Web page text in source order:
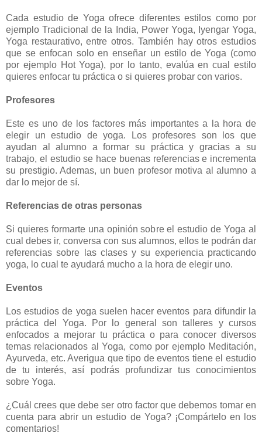
Cada estudio de Yoga ofrece diferentes estilos como por
ejemplo Tradicional de la India, Power Yoga, Iyengar Yoga,
Yoga restaurativo, entre otros. También hay otros estudios
que se enfocan solo en enseñar un estilo de Yoga (como
por ejemplo Hot Yoga), por lo tanto, evalúa en cual estilo
quieres enfocar tu práctica o si quieres probar con varios.
Profesores
Este es uno de los factores más importantes a la hora de
elegir un estudio de yoga. Los profesores son los que
ayudan al alumno a formar su práctica y gracias a su
trabajo, el estudio se hace buenas referencias e incrementa
su prestigio. Ademas, un buen profesor motiva al alumno a
dar lo mejor de sí.
Referencias de otras personas
Si quieres formarte una opinión sobre el estudio de Yoga al
cual debes ir, conversa con sus alumnos, ellos te podrán dar
referencias sobre las clases y su experiencia practicando
yoga, lo cual te ayudará mucho a la hora de elegir uno.
Eventos
Los estudios de yoga suelen hacer eventos para difundir la
práctica del Yoga. Por lo general son talleres y cursos
enfocados a mejorar tu práctica o para conocer diversos
temas relacionados al Yoga, como por ejemplo Meditación,
Ayurveda, etc. Averigua que tipo de eventos tiene el estudio
de tu interés, así podrás profundizar tus conocimientos
sobre Yoga.
¿Cuál crees que debe ser otro factor que debemos tomar en
cuenta para abrir un estudio de Yoga? ¡Compártelo en los
comentarios!